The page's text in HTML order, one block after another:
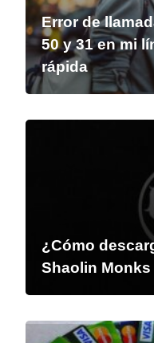
Error de
50 y 31 en mi
rápida
¿Cómo
Shaolin